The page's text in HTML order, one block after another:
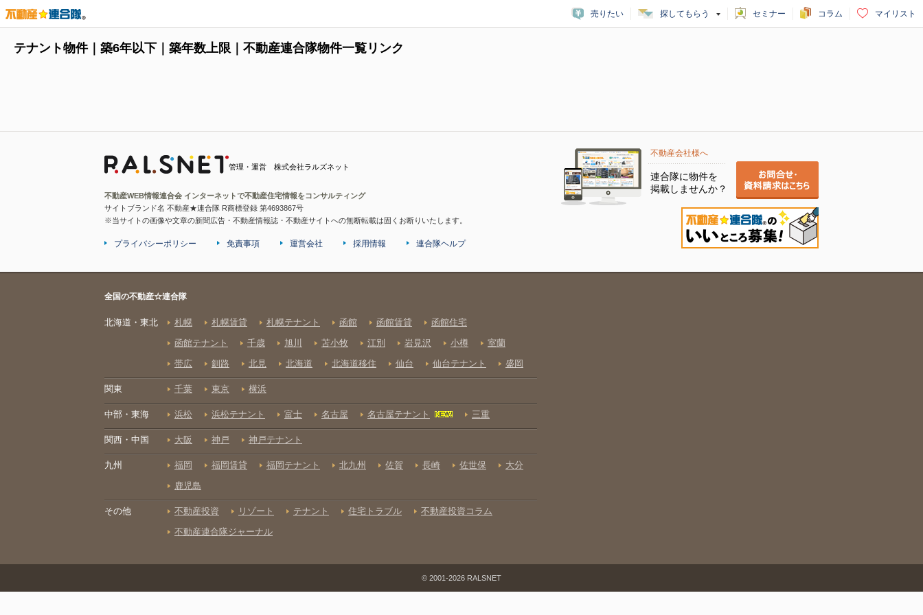
売りたい 探してもらう セミナー コラム マイリスト
テナント物件｜築6年以下｜築年数上限｜不動産連合隊物件一覧リンク
管理・運営 株式会社ラルズネット
不動産WEB情報連合会 インターネットで不動産住宅情報をコンサルティング
サイトブランド名 不動産★連合隊 R商標登録 第4693867号
※当サイトの画像や文章の新聞広告・不動産情報誌・不動産サイトへの無断転載は固くお断りいたします。
不動産会社様へ
連合隊に物件を
掲載しませんか？
プライバシーポリシー 免責事項 運営会社 採用情報 連合隊ヘルプ
© 2001-2026 RALSNET